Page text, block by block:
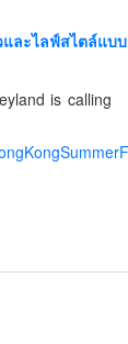
และไลฟ์สไตล์แบ
is calling